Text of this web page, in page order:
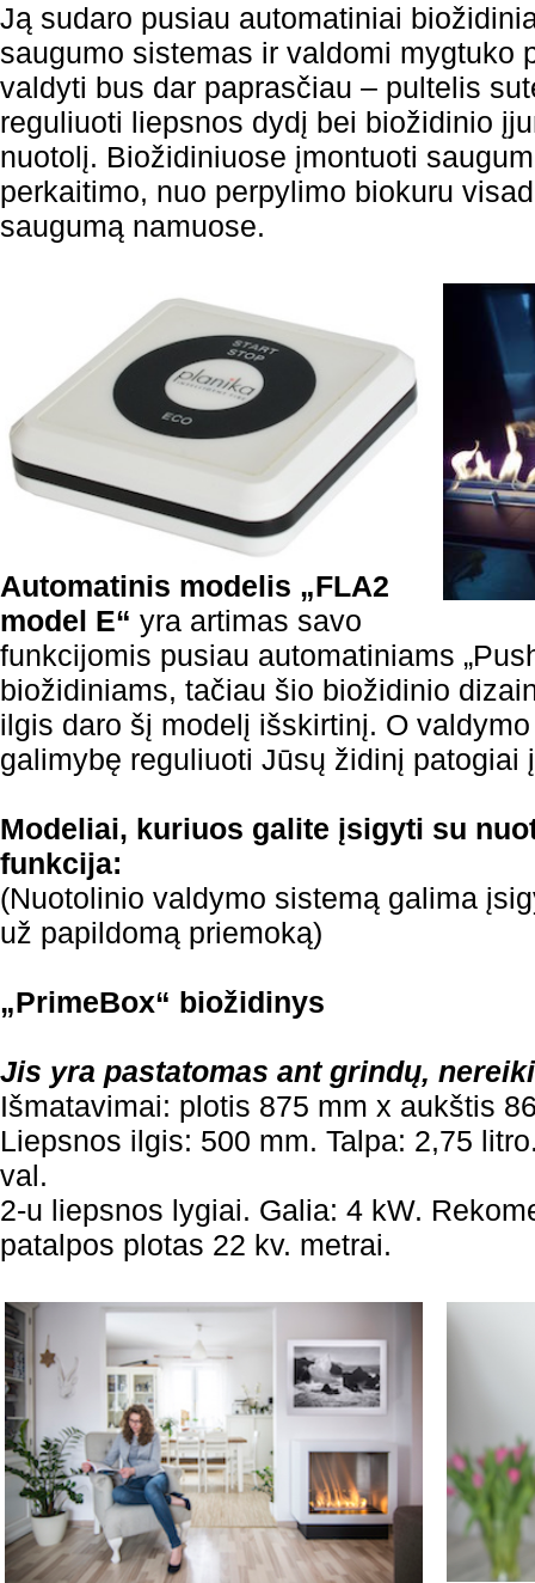
Ją sudaro pusiau automatiniai
saugumo sistemas ir valdomi mygtuko
valdyti bus dar paprasčiau – pultelis
reguliuoti liepsnos dydį bei biožidinio
nuotolį. Biožidiniuose įmontuoti
perkaitimo, nuo perpylimo biokuru
saugumą namuose.
Automatinis modelis „FLA2
model E“ yra artimas savo
funkcijomis pusiau automatiniams
biožidiniams, tačiau šio biožidinio
ilgis daro šį modelį išskirtinį. O
galimybę reguliuoti Jūsų židinį patogiai
Modeliai, kuriuos galite įsigyti su
funkcija:
(Nuotolinio valdymo sistemą galima
už papildomą priemoką)
„PrimeBox“ biožidinys
Jis yra pastatomas ant grindų,
Išmatavimai: plotis 875 mm x aukštis
Liepsnos ilgis: 500 mm. Talpa: 2,75
val.
2-u liepsnos lygiai. Galia: 4 kW.
patalpos plotas 22 kv. metrai.